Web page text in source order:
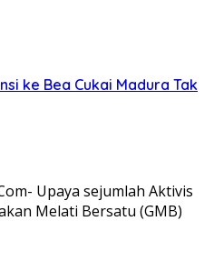
ke Bea Cukai Madura Tak
Upaya sejumlah Aktivis
Melati Bersatu (GMB)